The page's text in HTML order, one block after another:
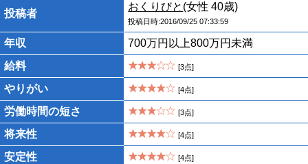
投稿者
おくりびと (女性 40歳)
投稿日時:2016/09/25 07:33:59
年収
700万円以上800万円未満
給料
[3点]
やりがい [4点]
労働時間の短さ [3点]
将来性 [4点]
安定性 [4点]